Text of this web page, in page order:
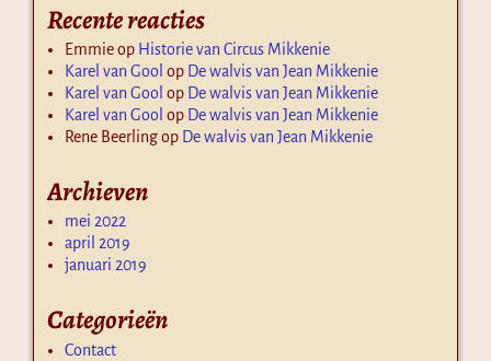
Recente reacties
Emmieop Historie van Circus Mikkenie
Karel van Gool op De walvis van Jean Mikkenie
Karel van Gool op De walvis van Jean Mikkenie
Karel van Gool op De walvis van Jean Mikkenie
Rene Beerlingop De walvis van Jean Mikkenie
Archieven
mei 2022
april 2019
januari 2019
Categorieën
Contact